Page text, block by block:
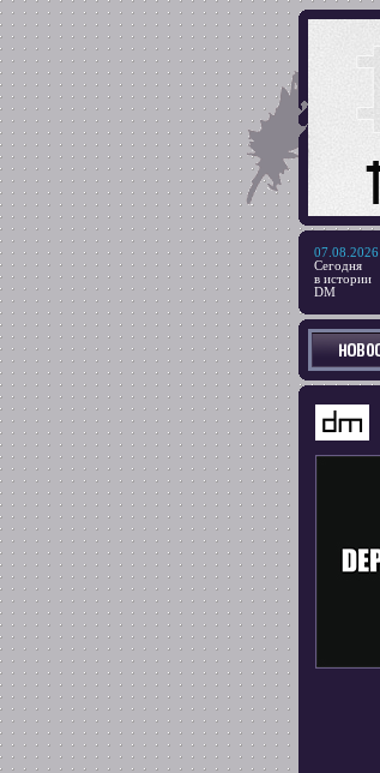
07.08.2026
Сегодня
в истории
DM